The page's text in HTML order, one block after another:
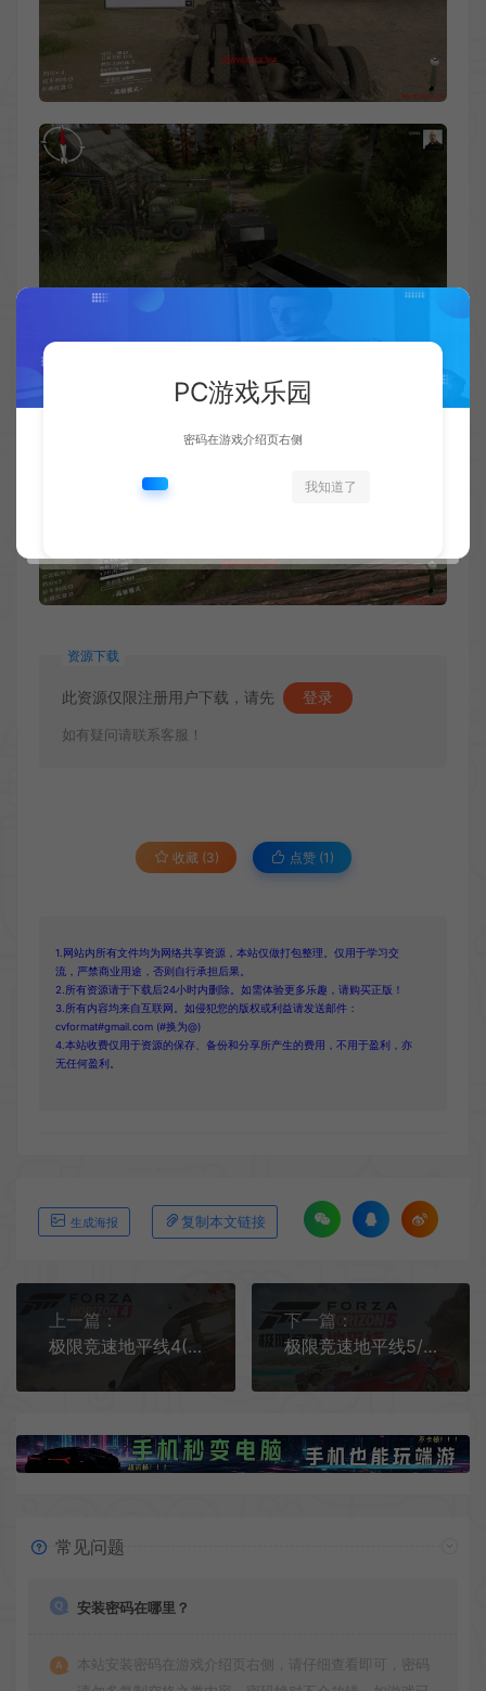
资源下载
此资源仅限注册用户下载，请先 登录
如有疑问请联系客服！
收藏 (3) 点赞 (1 )
1.网站内所有文件均为网络共享资源，本站仅做打包整理。仅用于学习交
流，严禁商业用途，否则自行承担后果。
2.所有资源请于下载后24小时内删除。如需体验更多乐趣，请购买正版！
3.所有内容均来自互联网。如侵犯您的版权或利益请发送邮件：
cvformat#gmail.com (#换为@)
4.本站收费仅用于资源的保存、备份和分享所产生的费用，不用于盈利，亦
无任何盈利。
生成海报 复制本文链接
上一篇：
极限竞速地平线4(Forza Horizon 4)简中|PC|RAC|DLC|存档|开放世界赛车竞速游戏
下一篇：
极限竞速地平线5/开放世界赛车竞速游戏 Forza Horizon 5 下载
常见问题
安装密码在哪里？
本站安装密码在游戏介绍页右侧，请仔细查看即可，密码
PC游戏乐园
密码在游戏介绍页右侧
我知道了